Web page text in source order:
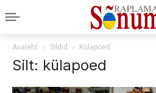
Avaleht Sildid Külapoed
Silt: külapoed